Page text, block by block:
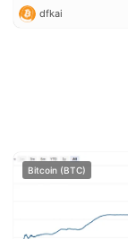
dfkai
Bitcoin (BTC)